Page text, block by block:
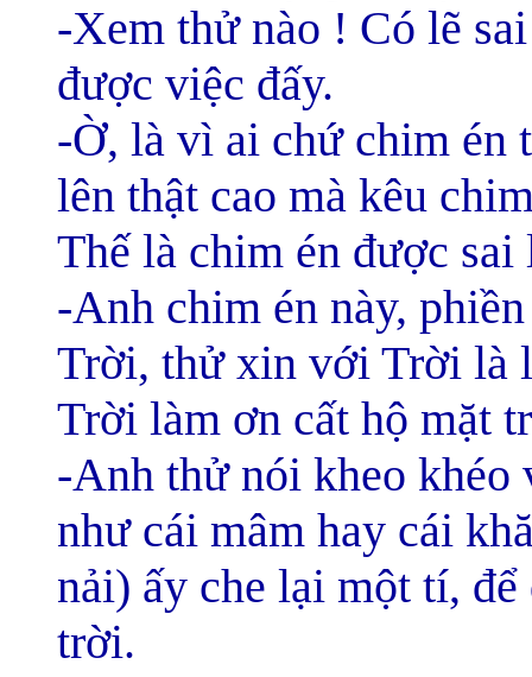
-Xem thử nào ! Có lẽ
được việc đấy.
-Ờ, là vì ai chứ chim én
lên thật cao mà kêu
Thế là chim én được
-Anh chim én này,
Trời, thử xin với Trời là
Trời làm ơn cất hộ mặt
-Anh thử nói kheo
như cái mâm hay cái
nải) ấy che lại một tí,
trời.